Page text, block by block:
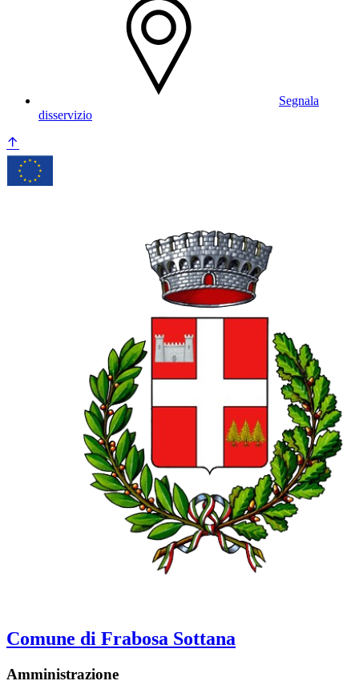
Segnala
disservizio
Comune di Frabosa Sottana
Amministrazione